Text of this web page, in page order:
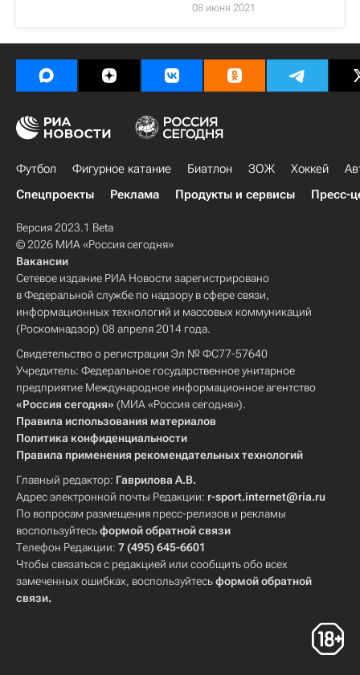
08 июня 2021
Футбол Фигурное катание Биатлон ЗОЖ Хоккей
Спецпроекты
Реклама Продукты и сервисы Пресс-
Версия 2023.1 Beta
© 2026 МИА «Россия сегодня»
Вакансии
Сетевое издание РИА Новости зарегистрировано
в Федеральной службе по надзору в сфере связи,
информационных технологий и массовых коммуникаций
(Роскомнадзор) 08 апреля 2014 года.
Свидетельство о регистрации Эл № ФС77-57640
Учредитель: Федеральное государственное унитарное
предприятие Международное информационное агентство
«Россия сегодня» (МИА «Россия сегодня»).
Правила использования материалов
Политика конфиденциальности
Правила применения рекомендательных технологий
Главный редактор: Гаврилова А.В.
Адрес электронной почты Редакции: r-sport.internet@ria.ru
По вопросам размещения пресс-релизов и рекламы
воспользуйтесьформой обратной связи
Телефон Редакции: 7 (495) 645-6601
Чтобы связаться с редакцией или сообщить обо всех
замеченных ошибках, воспользуйтесьформой обратной
связи.